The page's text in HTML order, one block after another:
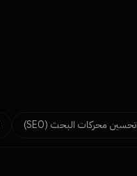
تحسين محركات البحث (SEO)